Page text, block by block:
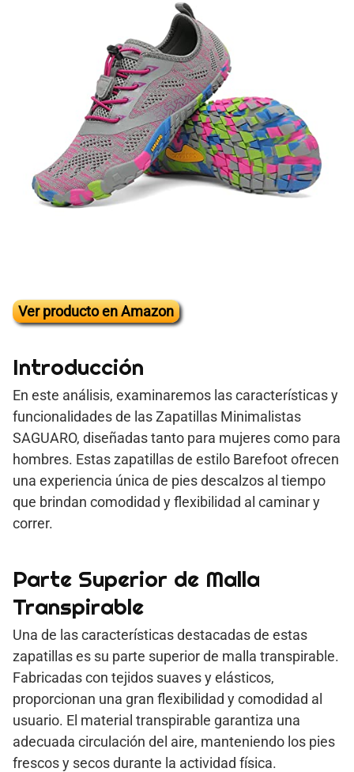
Ver producto en Amazon
Introducción
En este análisis, examinaremos las características y
funcionalidades de las Zapatillas Minimalistas
SAGUARO, diseñadas tanto para mujeres como para
hombres. Estas zapatillas de estilo Barefoot ofrecen
una experiencia única de pies descalzos al tiempo
que brindan comodidad y flexibilidad al caminar y
correr.
Parte Superior de Malla
Transpirable
Una de las características destacadas de estas
zapatillas es su parte superior de malla transpirable.
Fabricadas con tejidos suaves y elásticos,
proporcionan una gran flexibilidad y comodidad al
usuario. El material transpirable garantiza una
adecuada circulación del aire, manteniendo los pies
frescos y secos durante la actividad física.